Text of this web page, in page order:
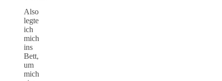
Also
legte
ich
mich
ins
Bett,
um
mich